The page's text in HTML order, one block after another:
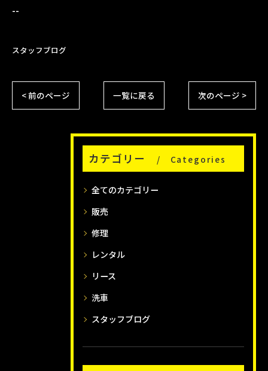
--
スタッフブログ
< 前のページ 一覧に戻る 次のページ >
カテゴリー Categories
全てのカテゴリー
販売
修理
レンタル
リース
洗車
スタッフブログ